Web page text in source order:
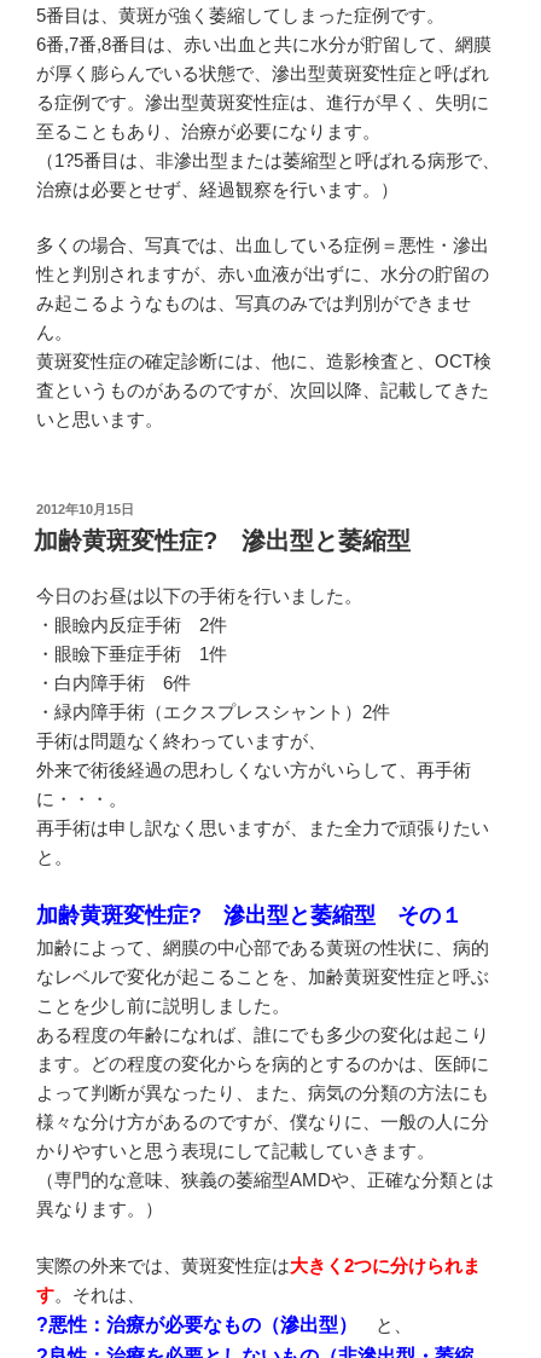
5番目は、黄斑が強く萎縮してしまった症例です。
6番,7番,8番目は、赤い出血と共に水分が貯留して、網膜
が厚く膨らんでいる状態で、滲出型黄斑変性症と呼ばれ
る症例です。滲出型黄斑変性症は、進行が早く、失明に
至ることもあり、治療が必要になります。
（1?5番目は、非滲出型または萎縮型と呼ばれる病形で、
治療は必要とせず、経過観察を行います。）
多くの場合、写真では、出血している症例＝悪性・滲出
性と判別されますが、赤い血液が出ずに、水分の貯留の
み起こるようなものは、写真のみでは判別ができませ
ん。
黄斑変性症の確定診断には、他に、造影検査と、OCT検
査というものがあるのですが、次回以降、記載してきた
いと思います。
投
稿
日:
2012年10月15日
加齢黄斑変性症? 滲出型と萎縮型
今日のお昼は以下の手術を行いました。
・眼瞼内反症手術 2件
・眼瞼下垂症手術 1件
・白内障手術 6件
・緑内障手術（エクスプレスシャント）2件
手術は問題なく終わっていますが、
外来で術後経過の思わしくない方がいらして、再手術
に・・・。
再手術は申し訳なく思いますが、また全力で頑張りたい
と。
加齢黄斑変性症? 滲出型と萎縮型 その１
加齢によって、網膜の中心部である黄斑の性状に、病的
なレベルで変化が起こることを、加齢黄斑変性症と呼ぶ
ことを少し前に説明しました。
ある程度の年齢になれば、誰にでも多少の変化は起こり
ます。どの程度の変化からを病的とするのかは、医師に
よって判断が異なったり、また、病気の分類の方法にも
様々な分け方があるのですが、僕なりに、一般の人に分
かりやすいと思う表現にして記載していきます。
（専門的な意味、狭義の萎縮型AMDや、正確な分類とは
異なります。）
実際の外来では、黄斑変性症は大きく2つに分けられま
す。それは、
?悪性：治療が必要なもの（滲出型）
と、